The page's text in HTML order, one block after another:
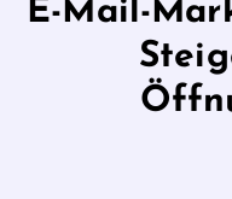
E-Mail-